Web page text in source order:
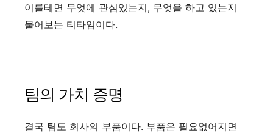
이를테면 무엇에 관심있는지, 무엇을 하고 있는지
물어보는 티타임이다.
팀의 가치 증명
결국 팀도 회사의 부품이다. 부품은 필요없어지면